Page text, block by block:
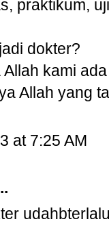
praktikum,
dokter?
kami
Allah yang
at 7:25 AM